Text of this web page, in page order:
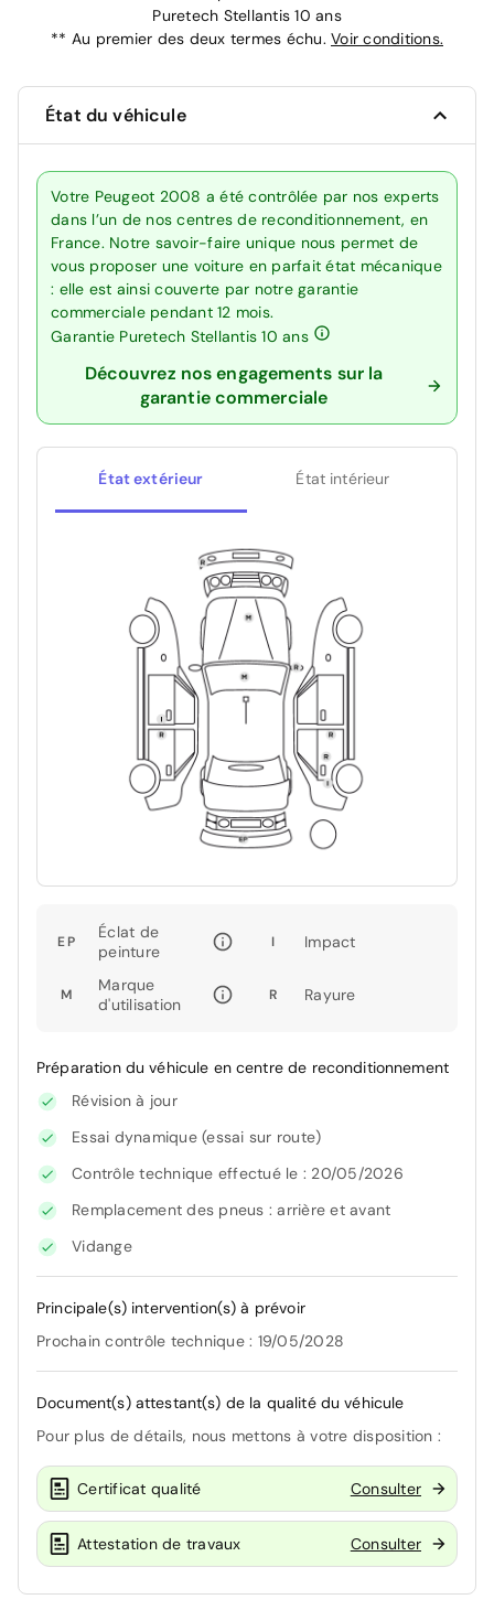
Puretech Stellantis 10 ans
** Au premier des deux termes échu. Voir conditions.
État du véhicule
Votre Peugeot 2008 a été contrôlée par nos experts
dans l’un de nos centres de reconditionnement, en
France. Notre savoir-faire unique nous permet de
vous proposer une voiture en parfait état mécanique
: elle est ainsi couverte par notre garantie
commerciale pendant 12 mois.
Garantie Puretech Stellantis 10 ans
Découvrez nos engagements sur la
garantie commerciale
État extérieur État intérieur
EP
Éclat de
peinture
I Impact
M
Marque
d'utilisation
R Rayure
Préparation du véhicule en centre de reconditionnement
Révision à jour
Essai dynamique (essai sur route)
Contrôle technique effectué le : 20/05/2026
Remplacement des pneus : arrière et avant
Vidange
Principale(s) intervention(s) à prévoir
Prochain contrôle technique : 19/05/2028
Document(s) attestant(s) de la qualité du véhicule
Pour plus de détails, nous mettons à votre disposition :
Certificat qualité Consulter
Attestation de travaux Consulter